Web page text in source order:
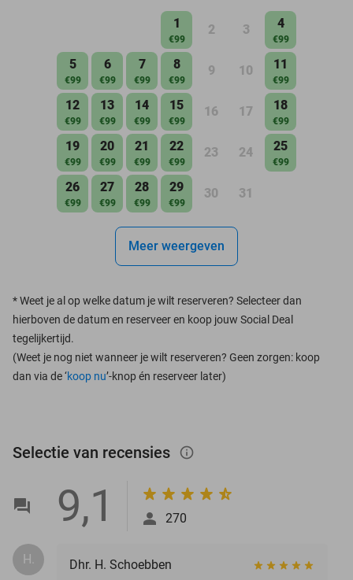
1
€99
2 3 4
€99
5
€99
6
€99
7
€99
8
€99
9 10 11
€99
12
€99
13
€99
14
€99
15
€99
16 17 18
€99
19
€99
20
€99
21
€99
22
€99
23 24 25
€99
26
€99
27
€99
28
€99
29
€99
30 31
Meer weergeven
*Weet je al op welke datum je wilt reserveren? Selecteer dan
hierboven de datum en reserveer en koop jouw Social Deal
tegelijkertijd.
(Weet je nog niet wanneer je wilt reserveren? Geen zorgen: koop
dan via de ‘koop nu’-knop én reserveer later)
Selectie van recensies info_outlined
9,1 270
H. Dhr. H. Schoebben